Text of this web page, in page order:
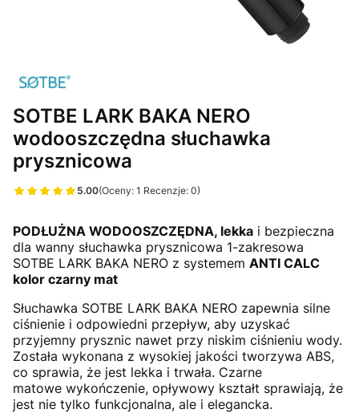
SOTBE LARK BAKA NERO
wodooszczędna słuchawka
prysznicowa
5.00(Oceny: 1 Recenzje: 0)
Przejdź do sekcji Opinie
PODŁUŻNA WODOOSZCZĘDNA, lekka i bezpieczna
dla wanny słuchawka prysznicowa 1-zakresowa
SOTBE LARK BAKA NERO z systemem ANTI CALC
kolor czarny mat
Słuchawka SOTBE LARK BAKA NERO zapewnia silne
ciśnienie i odpowiedni przepływ, aby uzyskać
przyjemny prysznic nawet przy niskim ciśnieniu wody.
Została wykonana z wysokiej jakości tworzywa ABS,
co sprawia, że jest lekka i trwała. Czarne
matowe wykończenie, opływowy kształt sprawiają, że
jest nie tylko funkcjonalna, ale i elegancka.